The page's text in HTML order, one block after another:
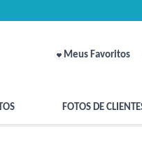
Meus Favoritos
FOTOS DE